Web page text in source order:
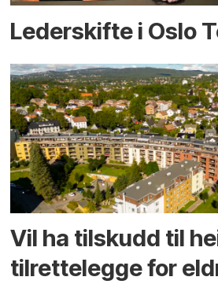
Lederskifte i Oslo
Vil ha tilskudd til
tilrettelegge for